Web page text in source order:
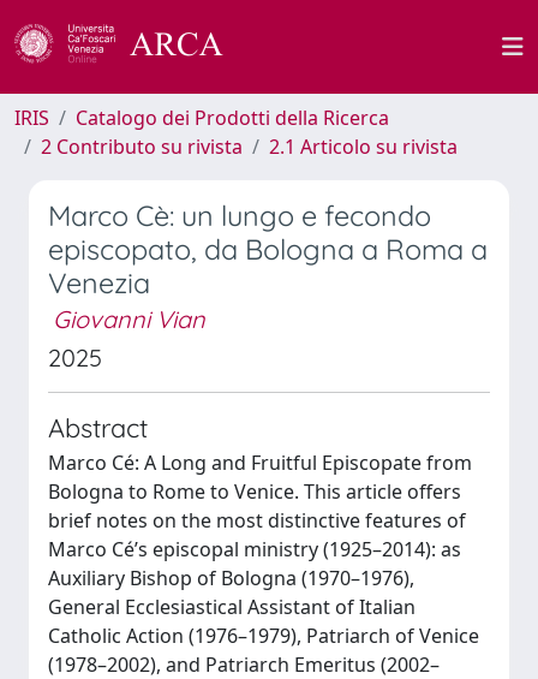
IRIS
Catalogo dei Prodotti della Ricerca
2 Contributo su rivista
2.1 Articolo su rivista
Marco Cè: un lungo e fecondo
episcopato, da Bologna a Roma a
Venezia
Giovanni Vian
2025
Abstract
Marco Cé: A Long and Fruitful Episcopate from
Bologna to Rome to Venice. This article offers
brief notes on the most distinctive features of
Marco Cé’s episcopal ministry (1925–2014): as
Auxiliary Bishop of Bologna (1970–1976),
General Ecclesiastical Assistant of Italian
Catholic Action (1976–1979), Patriarch of Venice
(1978–2002), and Patriarch Emeritus (2002–